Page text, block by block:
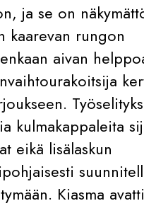
ja se on
kaarevan rungon
aivan
kulmakappaleita
eikä lisälaskun
Kiasma